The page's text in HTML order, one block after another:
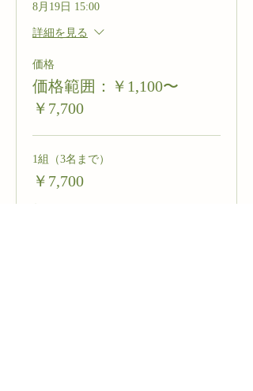
8月19日 15:00
詳細を見る
価格
価格範囲：￥1,100〜
￥7,700
1組（3名まで）
￥7,700